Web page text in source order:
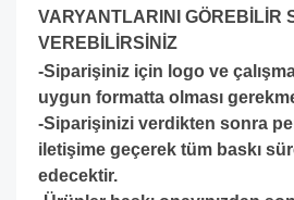
VARYANTLARINI GÖREBİLİR
VEREBİLİRSİNİZ
-Siparişiniz için logo ve
uygun formatta olması
-Siparişinizi verdikten sonra
iletişime geçerek tüm baskı
edecektir.